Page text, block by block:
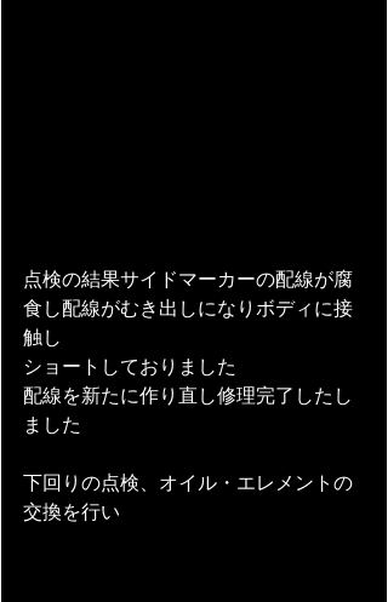
点検の結果サイドマーカーの配線が腐
食し配線がむき出しになりボディに接
触し
ショートしておりました
配線を新たに作り直し修理完了したし
ました
下回りの点検、オイル・エレメントの
交換を行い